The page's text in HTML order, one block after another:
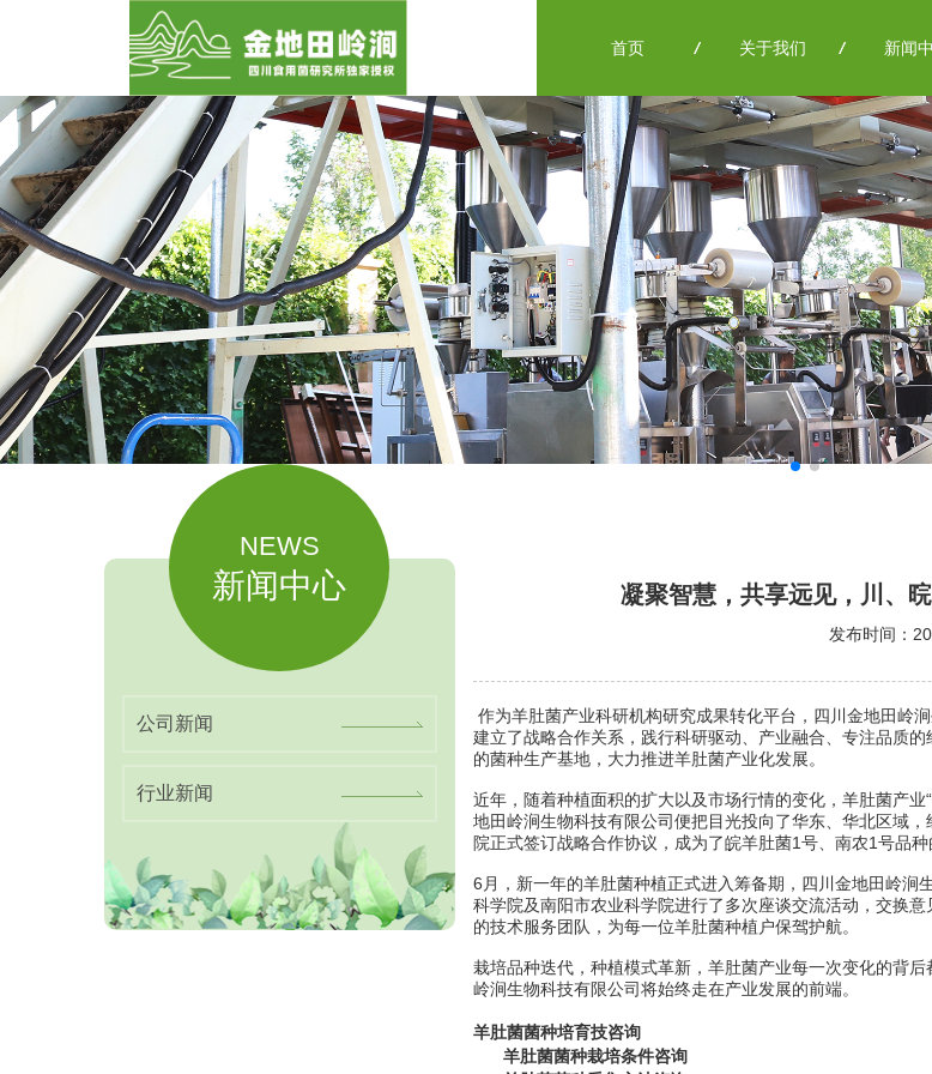
//
首页 //
关于我们 新闻
NEWS
新闻中心
公司新闻
行业新闻
凝聚智慧，共享远见，川、
发布时间：
作为羊肚菌产业科研机构研究成果转化平台， 四川金地田岭
建立了战略合作关系，践行科研驱动、产业融合、专注品质
的菌种生产基地，大力推进羊肚菌产业化发展。
近年，随着种植面积的扩大以及市场行情的变化，羊肚菌产
地田岭涧生物科技有限公司便把目光投向了华东、华北区域
院正式签订战略合作协议，成为了皖羊肚菌1号、 南农1号品种
6月，新一年的羊肚菌种植正式进入筹备期，四川金地田岭涧
科学院及南阳市农业科学院进行了多次座谈交流活动，交换
的技术服务团队，为每一位羊肚菌种植户保驾护航。
栽培品种迭代，种植模式革新，羊肚菌产业每一次变化的背
岭涧生物科技有限公司将始终走在产业发展的前端。
羊肚菌菌种培育技咨询
羊肚菌菌种栽培条件咨询